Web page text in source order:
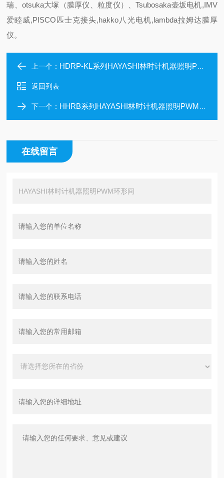
瑞、otsuka大塚（膜厚仪、粒度仪）、Tsubosaka壶坂电机,IMV
爱睦威,PISCO匹士克接头,hakko八光电机,lambda拉姆达膜厚
仪。
上一个： HDRP-KL系列HAYASHI林时计机器照明PWM环形间接低角度
返回列表
下一个： HHRB系列HAYASHI林时计机器照明PWM高亮度环形
在线留言